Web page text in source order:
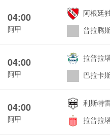
04:00
阿甲
阿根廷
普拉腾
04:00
阿甲
拉普拉
巴拉卡
04:00
阿甲
利斯特
拉普拉